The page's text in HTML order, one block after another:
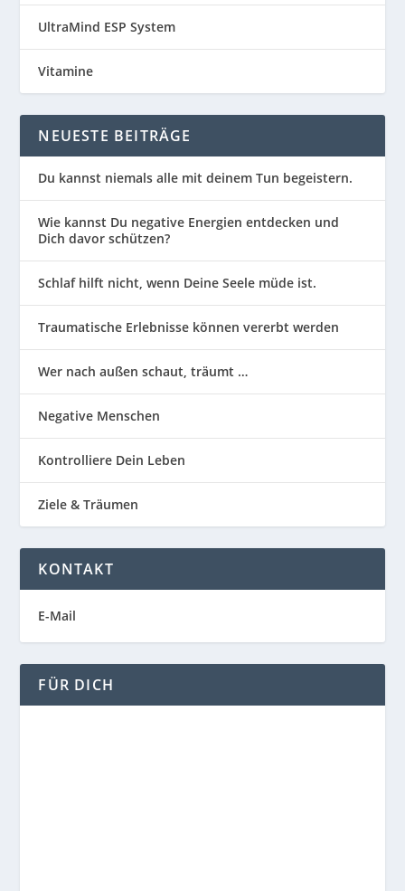
UltraMind ESP System
Vitamine
NEUESTE BEITRÄGE
Du kannst niemals alle mit deinem Tun begeistern.
Wie kannst Du negative Energien entdecken und
Dich davor schützen?
Schlaf hilft nicht, wenn Deine Seele müde ist.
Traumatische Erlebnisse können vererbt werden
Wer nach außen schaut, träumt …
Negative Menschen
Kontrolliere Dein Leben
Ziele & Träumen
KONTAKT
E-Mail
FÜR DICH